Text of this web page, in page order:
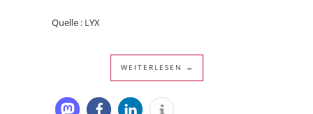
Quelle : LYX
WEITERLESEN →